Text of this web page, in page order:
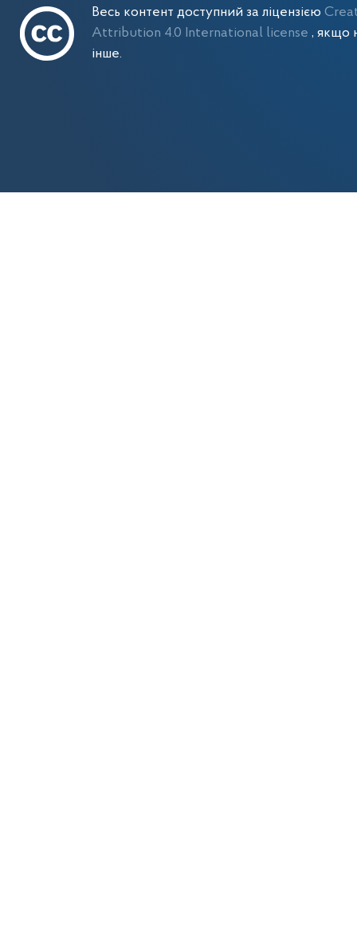
Весь контент доступний за ліцензією
Attribution 4.0 International license , якщо
інше.